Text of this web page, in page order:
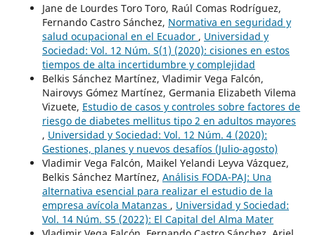
Jane de Lourdes Toro Toro, Raúl Comas Rodríguez,
Fernando Castro Sánchez, Normativa en seguridad y
salud ocupacional en el Ecuador , Universidad y
Sociedad: Vol. 12 Núm. S(1) (2020): cisiones en estos
tiempos de alta incertidumbre y complejidad
Belkis Sánchez Martínez, Vladimir Vega Falcón,
Nairovys Gómez Martínez, Germania Elizabeth Vilema
Vizuete, Estudio de casos y controles sobre factores de
riesgo de diabetes mellitus tipo 2 en adultos mayores
, Universidad y Sociedad: Vol. 12 Núm. 4 (2020):
Gestiones, planes y nuevos desafíos (Julio-agosto)
Vladimir Vega Falcón, Maikel Yelandi Leyva Vázquez,
Belkis Sánchez Martínez, Análisis FODA-PAJ: Una
alternativa esencial para realizar el estudio de la
empresa avícola Matanzas , Universidad y Sociedad:
Vol. 14 Núm. S5 (2022): El Capital del Alma Mater